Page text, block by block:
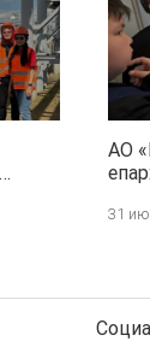
АО
31